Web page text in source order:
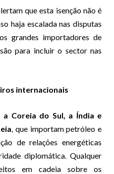
que esta isenção não é
haja escalada nas disputas
grandes importadores de
para incluir o sector nas
internacionais
a Coreia do Sul, a Índia e
, que importam petróleo e
de relações energéticas
diplomática. Qualquer
em cadeia sobre os